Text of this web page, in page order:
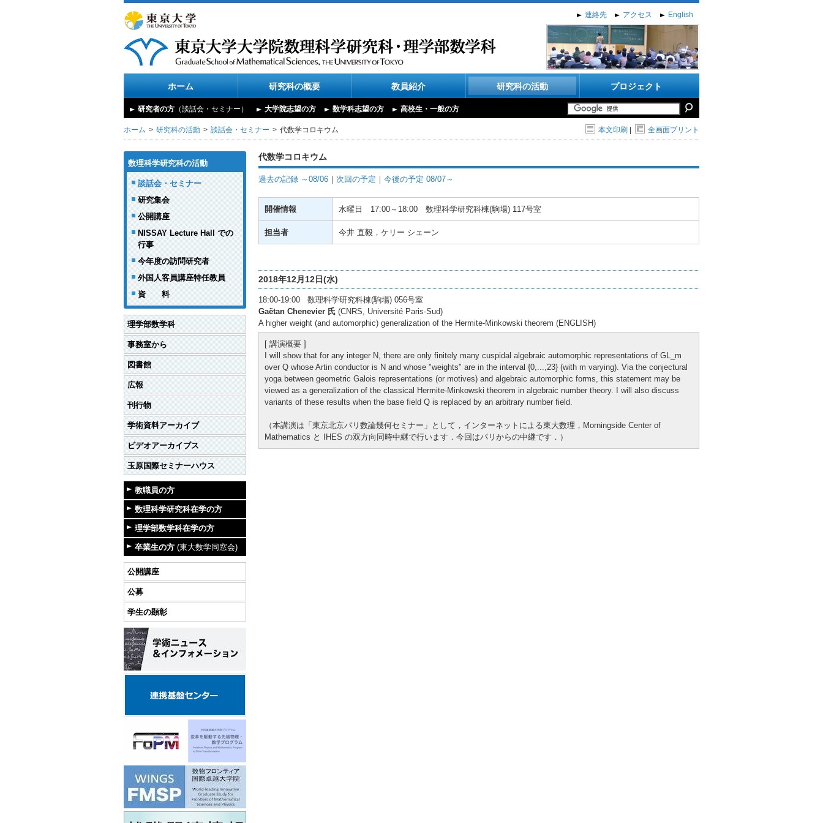
連絡先 アクセス English
ホーム 研究科の概要 教員紹介 研究科の活動 プロジェクト
研究者の方 （談話会・セミナー） 大学院志望の方 数学科志望の方 高校生・一般の方
ホーム 研究科の活動 談話会・セミナー 代数学コロキウム 本文印刷 全画面プリント
数理科学研究科の活動
談話会・セミナー
研究集会
公開講座
NISSAY Lecture Hall での
行事
今年度の訪問研究者
外国人客員講座特任教員
資 料
理学部数学科
事務室から
図書館
広報
刊行物
学術資料アーカイブ
ビデオアーカイブス
玉原国際セミナーハウス
教職員の方
数理科学研究科在学の方
理学部数学科在学の方
卒業生の方 (東大数学同窓会)
公開講座
公募
学生の顕彰
代数学コロキウム
過去の記録 ～08/06 ｜ 次回の予定 ｜ 今後の予定 08/07～
開催情報 水曜日 17:00～18:00 数理科学研究科棟(駒場) 117号室
担当者 今井 直毅，ケリー シェーン
2018年12月12日(水)
18:00-19:00 数理科学研究科棟(駒場) 056号室
Gaëtan Chenevier 氏 (CNRS, Université Paris-Sud)
A higher weight (and automorphic) generalization of the Hermite-Minkowski theorem (ENGLISH)
[ 講演概要 ]
I will show that for any integer N, there are only finitely many cuspidal algebraic automorphic representations of GL_m
over Q whose Artin conductor is N and whose "weights" are in the interval {0,...,23} (with m varying). Via the conjectural
yoga between geometric Galois representations (or motives) and algebraic automorphic forms, this statement may be
viewed as a generalization of the classical Hermite-Minkowski theorem in algebraic number theory. I will also discuss
variants of these results when the base field Q is replaced by an arbitrary number field.
（本講演は「東京北京パリ数論幾何セミナー」として，インターネットによる東大数理，Morningside Center of
Mathematics と IHES の双方向同時中継で行います．今回はパリからの中継です．）